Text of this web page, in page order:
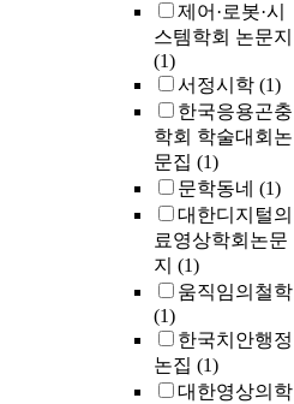
제어·로봇·시
스템학회 논문지
(1)
서정시학 (1)
한국응용곤충
학회 학술대회논
문집 (1)
문학동네 (1)
대한디지털의
료영상학회논문
지 (1)
움직임의철학
(1)
한국치안행정
논집 (1)
대한영상의학